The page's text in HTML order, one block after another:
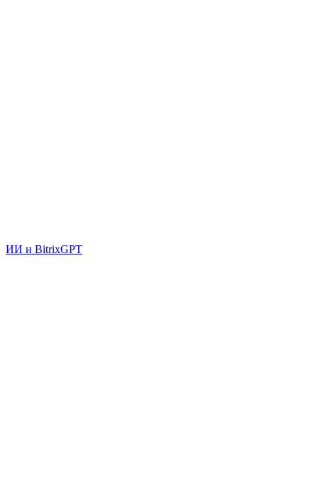
ИИ и BitrixGPT